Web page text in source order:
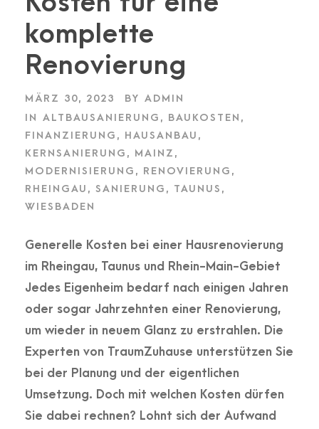
komplette
Renovierung
MÄRZ 30, 2023 BY ADMIN
IN ALTBAUSANIERUNG , BAUKOSTEN ,
FINANZIERUNG , HAUSANBAU ,
KERNSANIERUNG , MAINZ ,
MODERNISIERUNG , RENOVIERUNG ,
RHEINGAU , SANIERUNG , TAUNUS ,
WIESBADEN
Generelle Kosten bei einer Hausrenovierung
im Rheingau, Taunus und Rhein-Main-Gebiet
Jedes Eigenheim bedarf nach einigen Jahren
oder sogar Jahrzehnten einer Renovierung,
um wieder in neuem Glanz zu erstrahlen. Die
Experten von TraumZuhause unterstützen Sie
bei der Planung und der eigentlichen
Umsetzung. Doch mit welchen Kosten dürfen
Sie dabei rechnen? Lohnt sich der Aufwand